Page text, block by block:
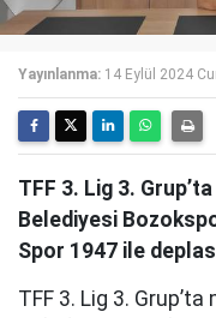
Yayınlanma: 14 Eylül 2024
TFF 3. Lig 3.
Belediyesi
Spor 1947 ile
TFF 3. Lig 3.